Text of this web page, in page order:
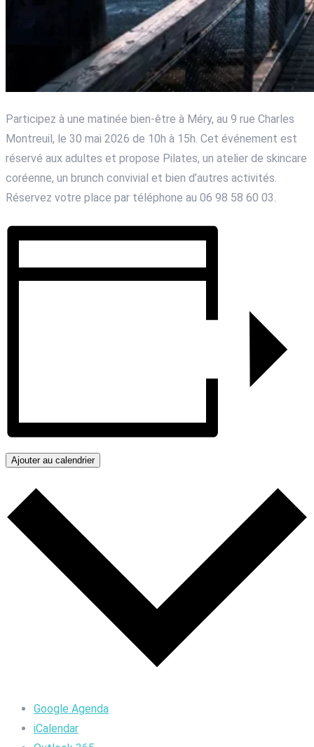
Participez à une matinée bien-être à Méry, au 9 rue Charles
Montreuil, le 30 mai 2026 de 10h à 15h. Cet événement est
réservé aux adultes et propose Pilates, un atelier de skincare
coréenne, un brunch convivial et bien d’autres activités.
Réservez votre place par téléphone au 06 98 58 60 03.
Ajouter au calendrier
Google Agenda
iCalendar